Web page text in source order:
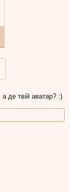
а де твій аватар? :)